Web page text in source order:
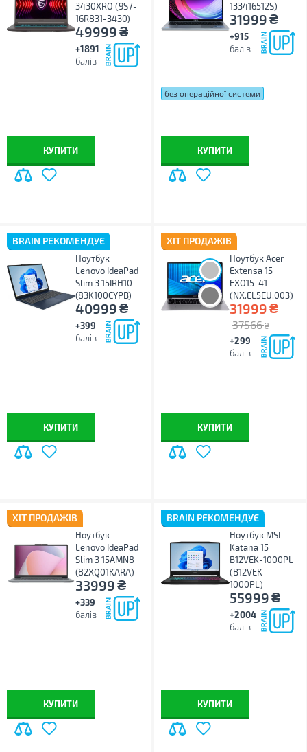
3430XRO (9S7-
16R831-3430)
49999₴
+1891
балів
КУПИТИ
133416512S)
31999₴
+915
балів
без операційної системи
КУПИТИ
BRAIN РЕКОМЕНДУЄ
Ноутбук
Lenovo IdeaPad
Slim 3 15IRH10
(83K100CYPB)
40999₴
+399
балів
КУПИТИ
ХІТ ПРОДАЖІВ
Ноутбук Acer
Extensa 15
EXO15-41
(NX.EL5EU.003)
31999₴
37566 ₴
+299
балів
КУПИТИ
ХІТ ПРОДАЖІВ
Ноутбук
Lenovo IdeaPad
Slim 3 15AMN8
(82XQ01KARA)
33999₴
+339
балів
КУПИТИ
BRAIN РЕКОМЕНДУЄ
Ноутбук MSI
Katana 15
B12VEK-1000PL
(B12VEK-
1000PL)
55999₴
+2004
балів
КУПИТИ